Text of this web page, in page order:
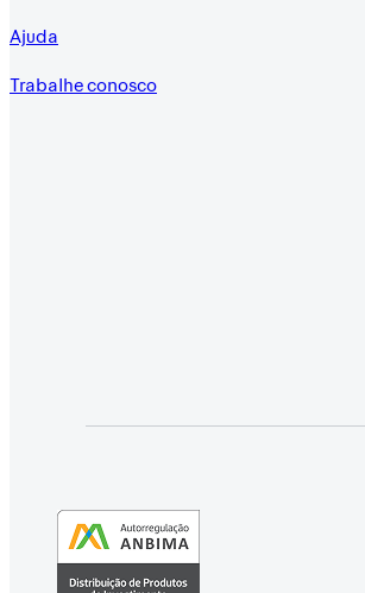
Ajuda
Trabalhe conosco